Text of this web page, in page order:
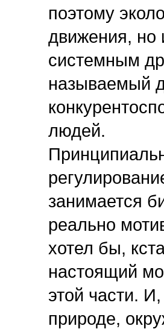
поэтому
движения, но
системным
называемый
людей.
занимается
реально
хотел бы,
настоящий
этой части.
природе,